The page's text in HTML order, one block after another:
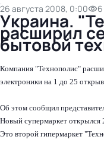
26 августа 2008, 0:00
Украина.
расширил
бытовой
Компания "Технополис"
электроники на 1 до 25
Об этом сообщил
Новый супермаркет открылся
Это второй гипермаркет